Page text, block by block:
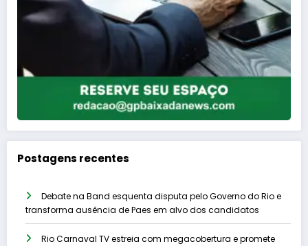
Postagens recentes
Debate na Band esquenta disputa pelo Governo do Rio e
transforma ausência de Paes em alvo dos candidatos
Rio Carnaval TV estreia com megacobertura e promete